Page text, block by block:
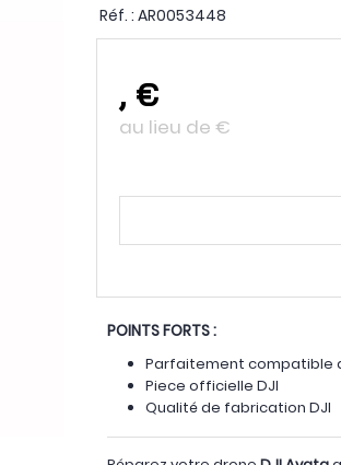
Réf. : AR0053448
, €
au lieu de €
POINTS FORTS :
Parfaitement compatible
Piece officielle DJI
Qualité de fabrication DJI